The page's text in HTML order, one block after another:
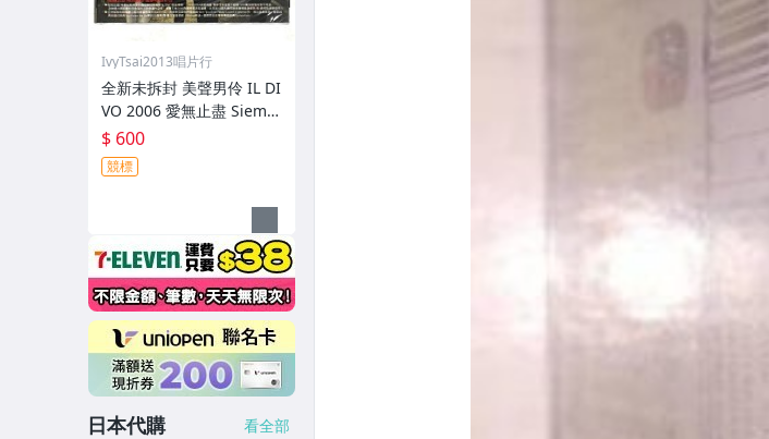
IvyTsai2013唱片行
全新未拆封 美聲男伶 IL DI
VO 2006 愛無止盡 Siemp
re / 新力博德曼 台灣紙盒
版專輯 CD 附中文歌詞
$ 600
競標
日本代購 看全部